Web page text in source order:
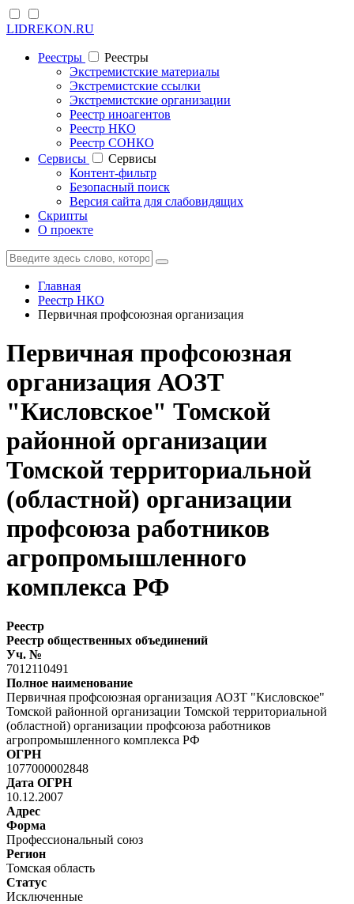
LIDREKON.RU
Реестры
Реестры
Экстремистские материалы
Экстремистские ссылки
Экстремистские организации
Реестр иноагентов
Реестр НКО
Реестр СОНКО
Cервисы
Cервисы
Контент-фильтр
Безопасный поиск
Версия сайта для слабовидящих
Скрипты
О проекте
Главная
Реестр НКО
Первичная профсоюзная организация
Первичная профсоюзная
организация АОЗТ
"Кисловское" Томской
районной организации
Томской территориальной
(областной) организации
профсоюза работников
агропромышленного
комплекса РФ
Реестр
Реестр общественных объединений
Уч. №
7012110491
Полное наименование
Первичная профсоюзная организация АОЗТ "Кисловское"
Томской районной организации Томской территориальной
(областной) организации профсоюза работников
агропромышленного комплекса РФ
ОГРН
1077000002848
Дата ОГРН
10.12.2007
Адрес
Форма
Профессиональный союз
Регион
Томская область
Статус
Исключенные